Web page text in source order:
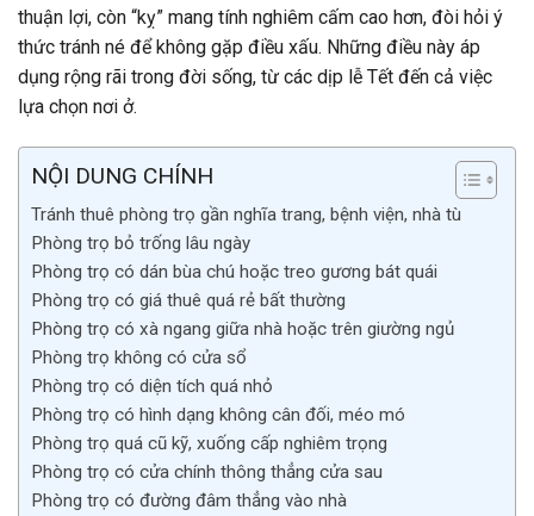
thuận lợi, còn “kỵ” mang tính nghiêm cấm cao hơn, đòi hỏi ý
thức tránh né để không gặp điều xấu. Những điều này áp
dụng rộng rãi trong đời sống, từ các dịp lễ Tết đến cả việc
lựa chọn nơi ở.
NỘI DUNG CHÍNH
Tránh thuê phòng trọ gần nghĩa trang, bệnh viện, nhà tù
Phòng trọ bỏ trống lâu ngày
Phòng trọ có dán bùa chú hoặc treo gương bát quái
Phòng trọ có giá thuê quá rẻ bất thường
Phòng trọ có xà ngang giữa nhà hoặc trên giường ngủ
Phòng trọ không có cửa sổ
Phòng trọ có diện tích quá nhỏ
Phòng trọ có hình dạng không cân đối, méo mó
Phòng trọ quá cũ kỹ, xuống cấp nghiêm trọng
Phòng trọ có cửa chính thông thẳng cửa sau
Phòng trọ có đường đâm thẳng vào nhà